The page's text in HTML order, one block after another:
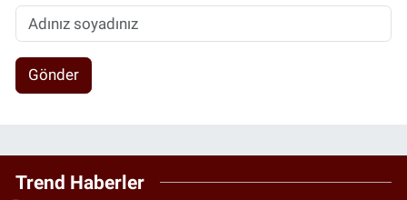
Gönder
Trend Haberler